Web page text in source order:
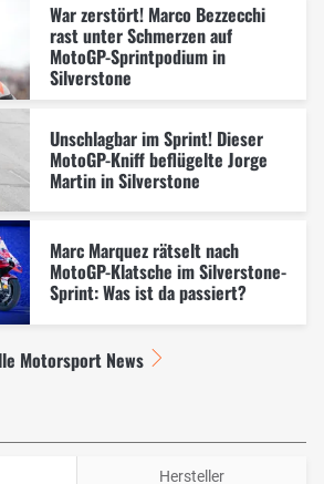
War zerstört! Marco Bezzecchi
rast unter Schmerzen auf
MotoGP-Sprintpodium in
Silverstone
Unschlagbar im Sprint! Dieser
MotoGP-Kniff beflügelte Jorge
Martin in Silverstone
Marc Marquez rätselt nach
MotoGP-Klatsche im Silverstone-
Sprint: Was ist da passiert?
Motorsport News
Hersteller